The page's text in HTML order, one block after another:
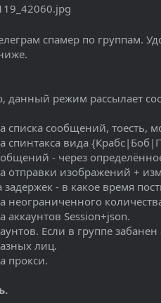
спамер по группам.
данный режим рассылает
списка сообщений, тоесть,
спинтакса вида
- через
отправки изображений +
задержек - в какое время
неограниченного
аккаунтов Session+json.
Если в группе
лиц.
прокси.